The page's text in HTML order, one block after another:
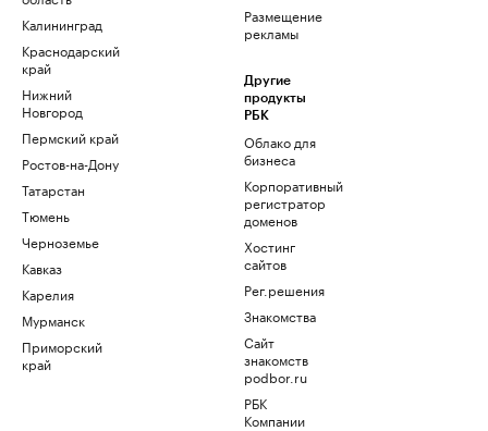
Калининград
Краснодарский
край
Нижний
Новгород
Пермский край
Ростов-на-Дону
Татарстан
Тюмень
Черноземье
Кавказ
Карелия
Мурманск
Приморский
край
Размещение
рекламы
Другие
продукты
РБК
Облако для
бизнеса
Корпоративный
регистратор
доменов
Хостинг
сайтов
Рег.решения
Знакомства
Сайт
знакомств
podbor.ru
РБК
Компании